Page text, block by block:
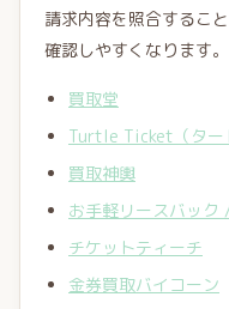
請求内容を照合するこ
確認しやすくなります。
買取堂
Turtle Ticket（ター
買取神輿
お手軽リースバック
チケットティーチ
金券買取バイコーン